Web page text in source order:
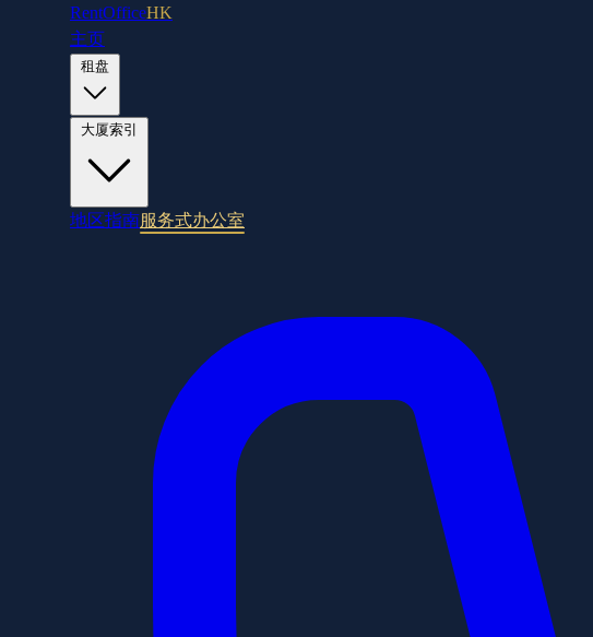
RentOfficeHK
主页
地区指南服务式办公室